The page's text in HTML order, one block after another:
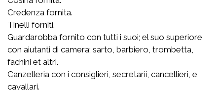
Credenza fornita.
Tinelli forniti.
Guardarobba fornito con tutti i suoi; el suo superiore
con aiutanti di camera; sarto, barbiero, trombetta,
fachini et altri.
Canzelleria con i consiglieri, secretarii, cancellieri, e
cavallari.